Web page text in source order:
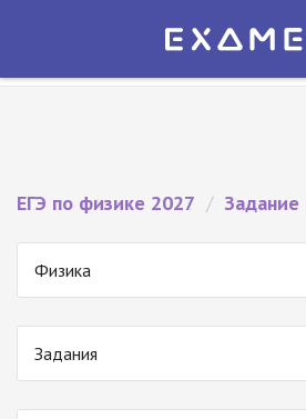
Экзамер — ЕГЭ 2027
ЕГЭ по физике 2027 / Задание
Физика
Задания